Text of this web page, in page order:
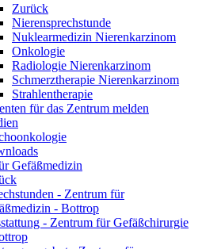
Zurück
Nierensprechstunde
Nuklearmedizin Nierenkarzinom
Onkologie
Radiologie Nierenkarzinom
Schmerztherapie Nierenkarzinom
Strahlentherapie
für das Zentrum melden
Gefäßmedizin
- Zentrum für
- Bottrop
- Zentrum für Gefäßchirurgie